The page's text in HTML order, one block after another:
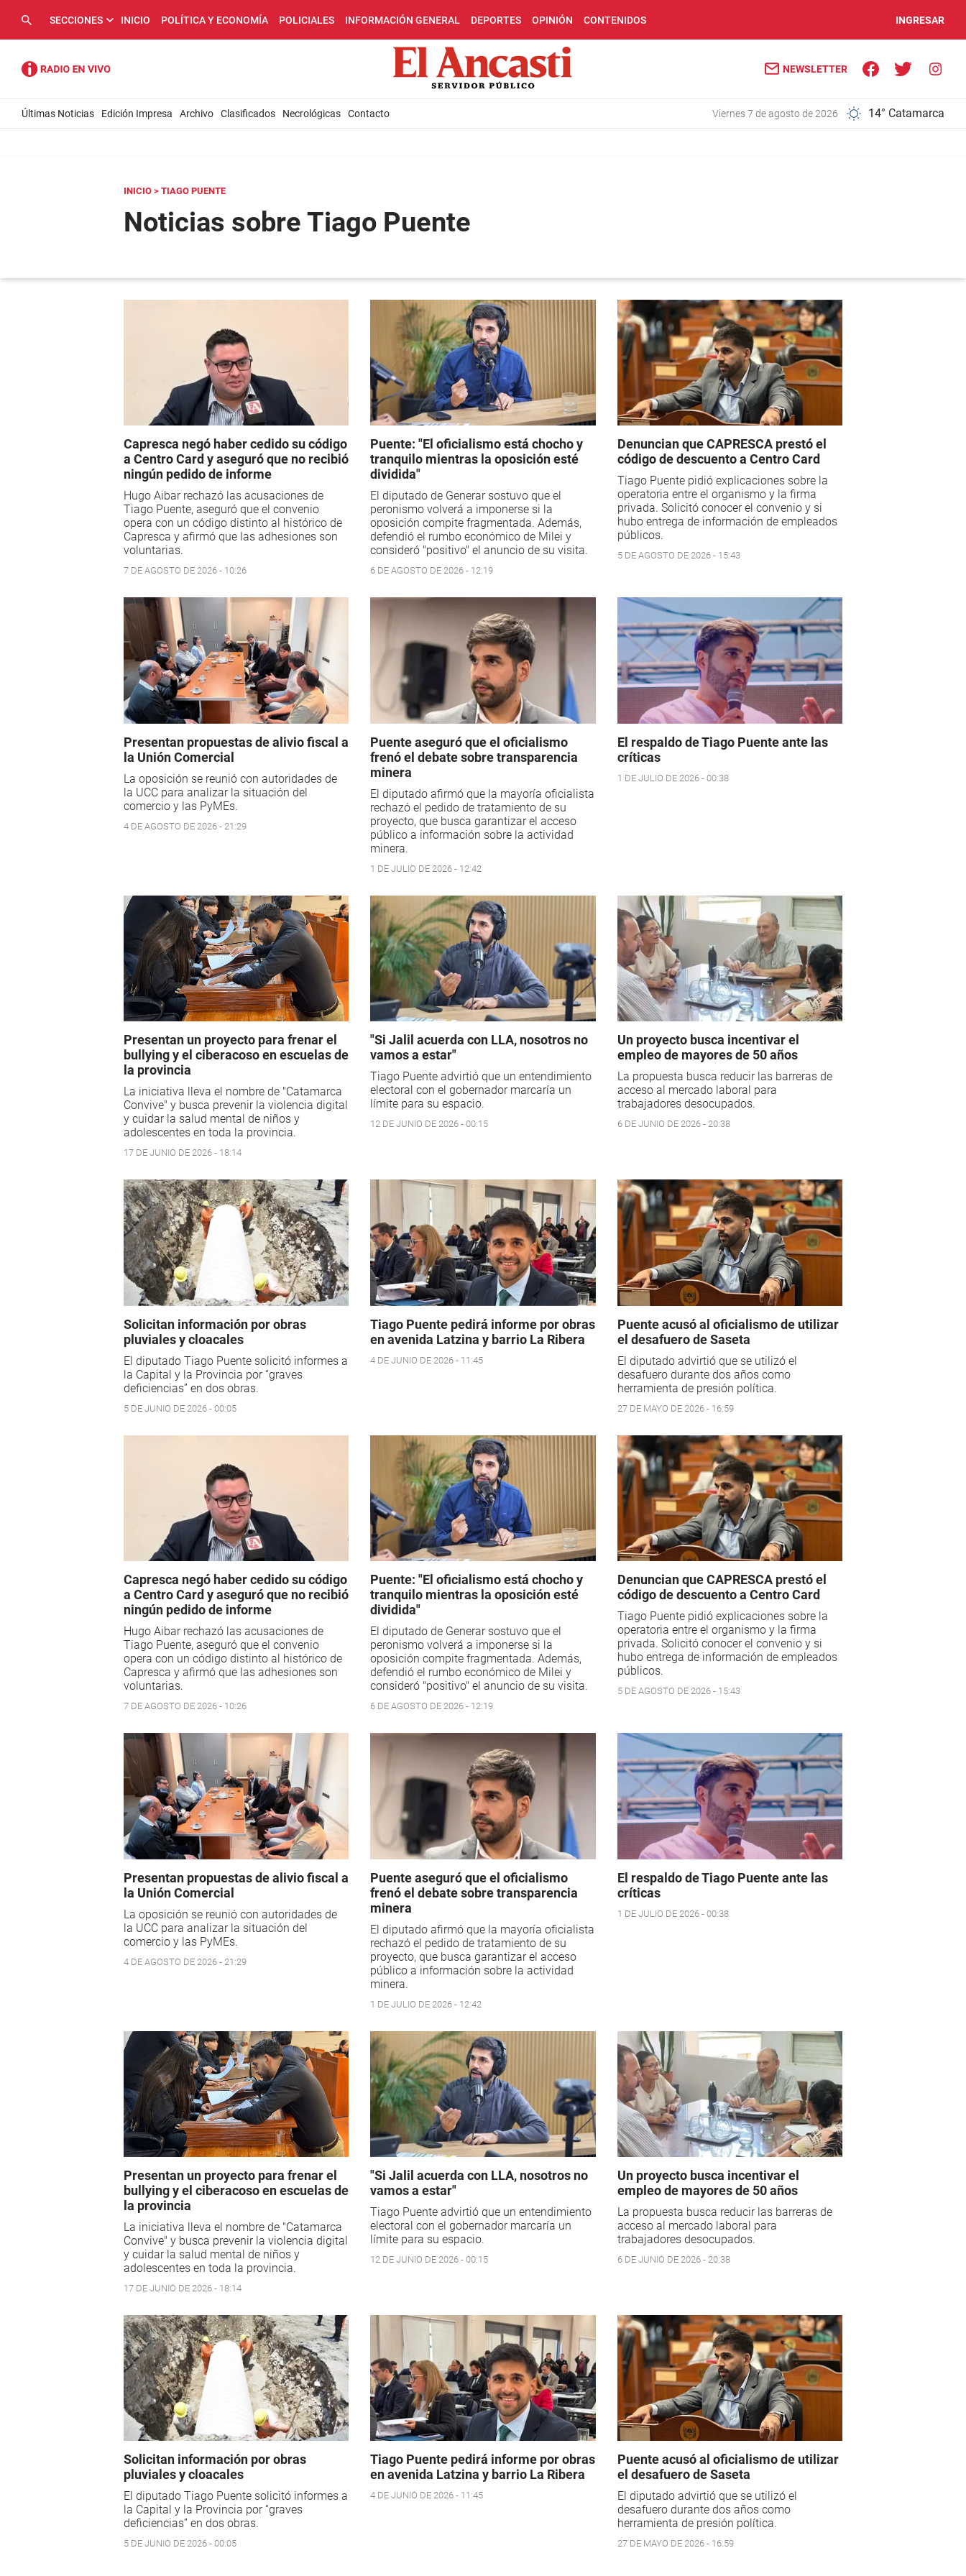
SECCIONES INICIO POLÍTICA Y ECONOMÍA POLICIALES INFORMACIÓN GENERAL DEPORTES OPINIÓN CONTENIDOS INGRESAR
NEWSLETTER
Últimas Noticias Edición Impresa Archivo Clasificados Necrológicas Contacto viernes 7 de agosto de 2026 14° Catamarca
INICIO > TIAGO PUENTE
Noticias sobre Tiago Puente
Capresca negó haber cedido su código
a Centro Card y aseguró que no recibió
ningún pedido de informe
Hugo Aibar rechazó las acusaciones de
Tiago Puente, aseguró que el convenio
opera con un código distinto al histórico de
Capresca y afirmó que las adhesiones son
voluntarias.
7 DE AGOSTO DE 2026 - 10:26
Puente: "El oficialismo está chocho y
tranquilo mientras la oposición esté
dividida"
El diputado de Generar sostuvo que el
peronismo volverá a imponerse si la
oposición compite fragmentada. Además,
defendió el rumbo económico de Milei y
consideró "positivo" el anuncio de su visita.
6 DE AGOSTO DE 2026 - 12:19
Denuncian que CAPRESCA prestó el
código de descuento a Centro Card
Tiago Puente pidió explicaciones sobre la
operatoria entre el organismo y la firma
privada. Solicitó conocer el convenio y si
hubo entrega de información de empleados
públicos.
5 DE AGOSTO DE 2026 - 15:43
Presentan propuestas de alivio fiscal a
la Unión Comercial
La oposición se reunió con autoridades de
la UCC para analizar la situación del
comercio y las PyMEs.
4 DE AGOSTO DE 2026 - 21:29
Puente aseguró que el oficialismo
frenó el debate sobre transparencia
minera
El diputado afirmó que la mayoría oficialista
rechazó el pedido de tratamiento de su
proyecto, que busca garantizar el acceso
público a información sobre la actividad
minera.
1 DE JULIO DE 2026 - 12:42
El respaldo de Tiago Puente ante las
críticas
1 DE JULIO DE 2026 - 00:38
Presentan un proyecto para frenar el
bullying y el ciberacoso en escuelas de
la provincia
La iniciativa lleva el nombre de "Catamarca
Convive" y busca prevenir la violencia digital
y cuidar la salud mental de niños y
adolescentes en toda la provincia.
17 DE JUNIO DE 2026 - 18:14
"Si Jalil acuerda con LLA, nosotros no
vamos a estar"
Tiago Puente advirtió que un entendimiento
electoral con el gobernador marcaría un
límite para su espacio.
12 DE JUNIO DE 2026 - 00:15
Un proyecto busca incentivar el
empleo de mayores de 50 años
La propuesta busca reducir las barreras de
acceso al mercado laboral para
trabajadores desocupados.
6 DE JUNIO DE 2026 - 20:38
Solicitan información por obras
pluviales y cloacales
El diputado Tiago Puente solicitó informes a
la Capital y la Provincia por “graves
deficiencias” en dos obras.
5 DE JUNIO DE 2026 - 00:05
Tiago Puente pedirá informe por obras
en avenida Latzina y barrio La Ribera
4 DE JUNIO DE 2026 - 11:45
Puente acusó al oficialismo de utilizar
el desafuero de Saseta
El diputado advirtió que se utilizó el
desafuero durante dos años como
herramienta de presión política.
27 DE MAYO DE 2026 - 16:59
Capresca negó haber cedido su código
a Centro Card y aseguró que no recibió
ningún pedido de informe
Hugo Aibar rechazó las acusaciones de
Tiago Puente, aseguró que el convenio
opera con un código distinto al histórico de
Capresca y afirmó que las adhesiones son
voluntarias.
7 DE AGOSTO DE 2026 - 10:26
Puente: "El oficialismo está chocho y
tranquilo mientras la oposición esté
dividida"
El diputado de Generar sostuvo que el
peronismo volverá a imponerse si la
oposición compite fragmentada. Además,
defendió el rumbo económico de Milei y
consideró "positivo" el anuncio de su visita.
6 DE AGOSTO DE 2026 - 12:19
Denuncian que CAPRESCA prestó el
código de descuento a Centro Card
Tiago Puente pidió explicaciones sobre la
operatoria entre el organismo y la firma
privada. Solicitó conocer el convenio y si
hubo entrega de información de empleados
públicos.
5 DE AGOSTO DE 2026 - 15:43
Presentan propuestas de alivio fiscal a
la Unión Comercial
La oposición se reunió con autoridades de
la UCC para analizar la situación del
comercio y las PyMEs.
4 DE AGOSTO DE 2026 - 21:29
Puente aseguró que el oficialismo
frenó el debate sobre transparencia
minera
El diputado afirmó que la mayoría oficialista
rechazó el pedido de tratamiento de su
proyecto, que busca garantizar el acceso
público a información sobre la actividad
minera.
1 DE JULIO DE 2026 - 12:42
El respaldo de Tiago Puente ante las
críticas
1 DE JULIO DE 2026 - 00:38
Presentan un proyecto para frenar el
bullying y el ciberacoso en escuelas de
la provincia
La iniciativa lleva el nombre de "Catamarca
Convive" y busca prevenir la violencia digital
y cuidar la salud mental de niños y
adolescentes en toda la provincia.
17 DE JUNIO DE 2026 - 18:14
"Si Jalil acuerda con LLA, nosotros no
vamos a estar"
Tiago Puente advirtió que un entendimiento
electoral con el gobernador marcaría un
límite para su espacio.
12 DE JUNIO DE 2026 - 00:15
Un proyecto busca incentivar el
empleo de mayores de 50 años
La propuesta busca reducir las barreras de
acceso al mercado laboral para
trabajadores desocupados.
6 DE JUNIO DE 2026 - 20:38
Solicitan información por obras
pluviales y cloacales
El diputado Tiago Puente solicitó informes a
la Capital y la Provincia por “graves
deficiencias” en dos obras.
5 DE JUNIO DE 2026 - 00:05
Tiago Puente pedirá informe por obras
en avenida Latzina y barrio La Ribera
4 DE JUNIO DE 2026 - 11:45
Puente acusó al oficialismo de utilizar
el desafuero de Saseta
El diputado advirtió que se utilizó el
desafuero durante dos años como
herramienta de presión política.
27 DE MAYO DE 2026 - 16:59